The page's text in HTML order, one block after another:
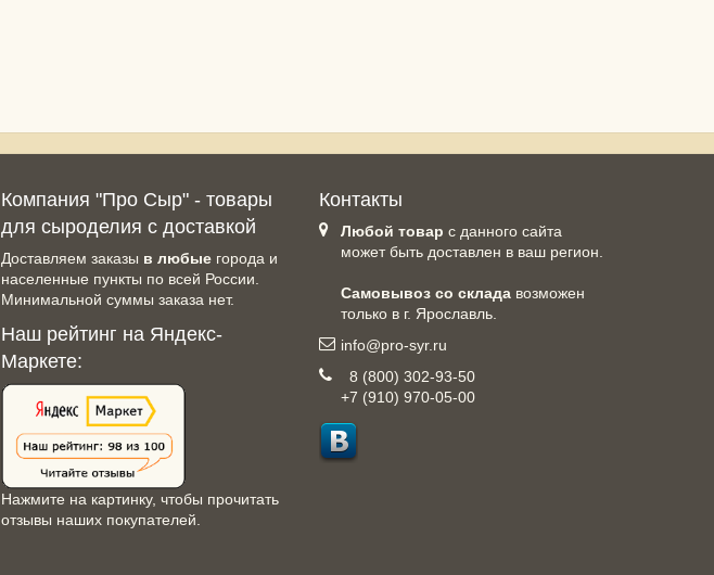
Компания "Про Сыр" - товары
для сыроделия с доставкой
Доставляем заказы в любые города и
населенные пункты по всей России.
Минимальной суммы заказа нет.
Наш рейтинг на Яндекс-
Маркете:
Нажмите на картинку, чтобы прочитать
отзывы наших покупателей.
Контакты
Любой товар с данного сайта
может быть доставлен в ваш регион.
Самовывоз со складавозможен
только в г. Ярославль.
info@pro-syr.ru
8 (800) 302-93-50
+7 (910) 970-05-00